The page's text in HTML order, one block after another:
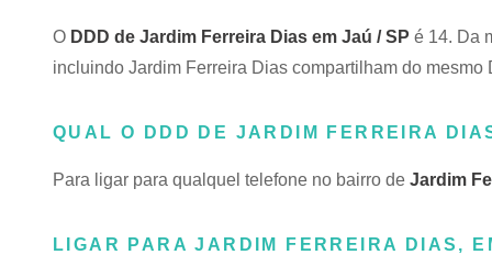
O DDD de Jardim Ferreira Dias em Jaú / SP é 14. Da
incluindo Jardim Ferreira Dias compartilham do mesmo
QUAL O DDD DE JARDIM FERREIRA
Para ligar para qualquel telefone no bairro de Jardim
LIGAR PARA JARDIM FERREIRA DIAS,